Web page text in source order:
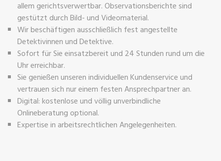
allem gerichtsverwertbar. Observationsberichte sind
gestützt durch Bild- und Videomaterial.
Wir beschäftigen ausschließlich fest angestellte
Detektivinnen und Detektive.
Sofort für Sie einsatzbereit und 24 Stunden rund um die
Uhr erreichbar.
Sie genießen unseren individuellen Kundenservice und
vertrauen sich nur einem festen Ansprechpartner an.
Digital: kostenlose und völlig unverbindliche
Onlineberatung optional.
Expertise in arbeitsrechtlichen Angelegenheiten.